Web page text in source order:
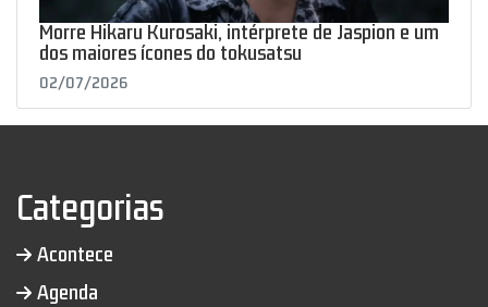
Morre Hikaru Kurosaki, intérprete de Jaspion e um
dos maiores ícones do tokusatsu
02/07/2026
Categorias
Acontece
Agenda